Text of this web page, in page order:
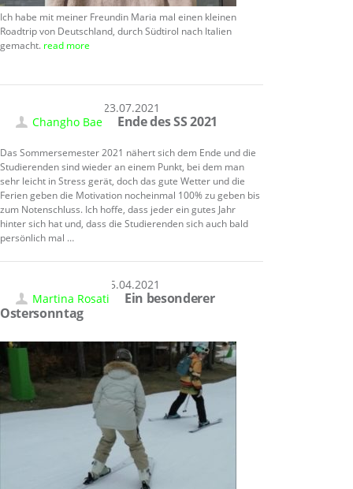
Ich habe mit meiner Freundin Maria mal einen kleinen
Roadtrip von Deutschland, durch Südtirol nach Italien
gemacht. read more
23.07.2021
Changho Bae
Ende des SS 2021
Das Sommersemester 2021 nähert sich dem Ende und die
Studierenden sind wieder an einem Punkt, bei dem man
sehr leicht in Stress gerät, doch das gute Wetter und die
Ferien geben die Motivation nocheinmal 100% zu geben bis
zum Notenschluss. Ich hoffe, dass jeder ein gutes Jahr
hinter sich hat und, dass die Studierenden sich auch bald
persönlich mal …
05.04.2021
Martina Rosati
Ein besonderer
Ostersonntag